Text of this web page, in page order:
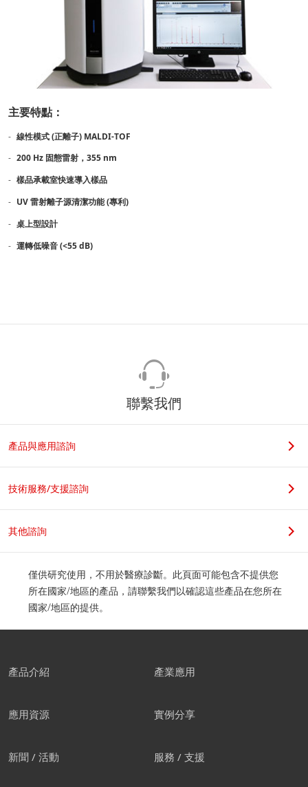
主要特點：
線性模式 (正離子) MALDI-TOF
200 Hz 固態雷射，355 nm
樣品承載室快速導入樣品
UV 雷射離子源清潔功能 (專利)
桌上型設計
運轉低噪音 (<55 dB)
聯繫我們
產品與應用諮詢
技術服務/支援諮詢
其他諮詢
僅供研究使用，不用於醫療診斷。此頁面可能包含不提供您
所在國家/地區的產品，請聯繫我們以確認這些產品在您所在
國家/地區的提供。
產品介紹 產業應用
應用資源 實例分享
新聞 / 活動 服務 / 支援